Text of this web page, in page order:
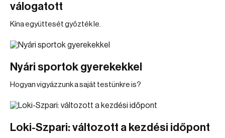
válogatott
Kína együttesét győzték le.
Nyári sportok gyerekekkel
Hogyan vigyázzunk a saját testünkre is?
Loki-Szpari: változott a kezdési időpont